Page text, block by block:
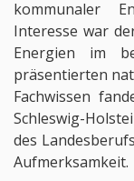
kommunaler
Interesse war
Energien im
präsentierten
Fachwissen
Schleswig-
des
Aufmerksamkeit.